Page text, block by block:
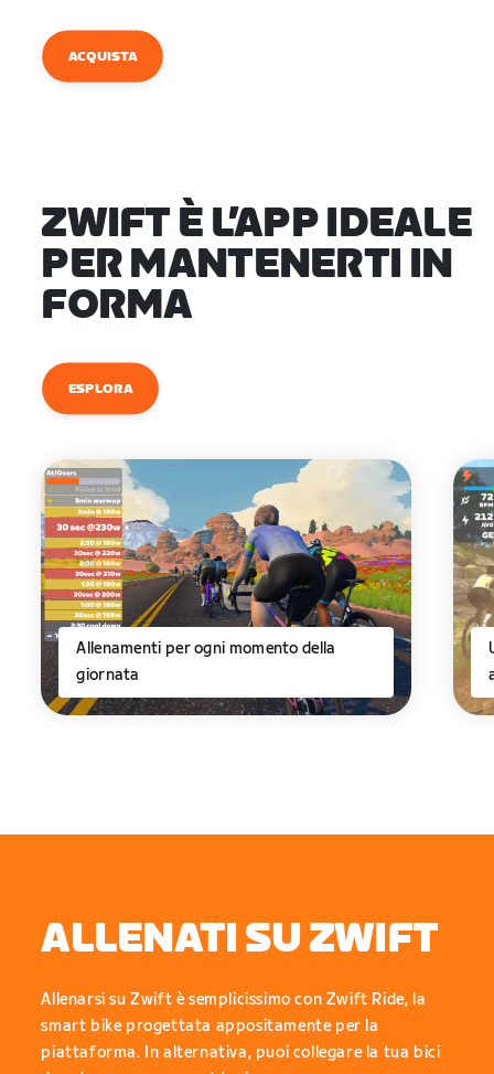
ACQUISTA
ZWIFT È L’APP IDEALE
PER MANTENERTI IN
FORMA
ESPLORA
Allenamenti per ogni momento della
giornata
ALLENATI SU ZWIFT
Allenarsi su Zwift è semplicissimo con Zwift Ride, la
smart bike progettata appositamente per la
piattaforma. In alternativa, puoi collegare la tua bici